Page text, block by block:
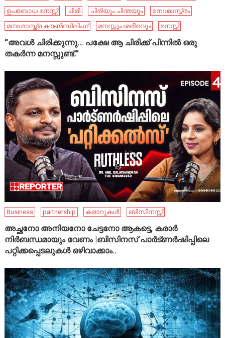
ഉപബോധ മനസ്സ്
ചിരി ചിരിയും ചിന്തയും
മനഃശാസ്ത്രം
മനഃശാസ്ത്ര കൗൺസിലിംഗ്
മനസ്സും ശരീരവും മനസ്സ്
“അവൾ ചിരിക്കുന്നു… പക്ഷേ ആ ചിരിക്ക് പിന്നിൽ ഒരു
തകർന്ന മനസ്സുണ്ട്.”
Business partnership കരാറുകൾ ബിസിനസ്സ്
അച്ഛനോ അനിയനോ ചേട്ടനോ ആകട്ടെ, കരാർ
നിർബന്ധമായും വേണം |ബിസിനസ് പാർട്ണർഷിപ്പിലെ
പറ്റിക്കപ്പെടലുകൾ ഒഴിവാക്കാം..